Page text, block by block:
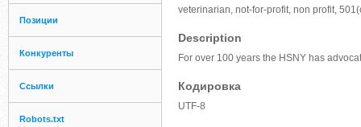
Позиции
Конкуренты
Ссылки
Robots.txt
veterinarian, not-for-profit, non profit,
Description
For over 100 years the HSNY has
Кодировка
UTF-8